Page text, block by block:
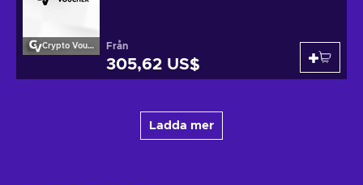
Crypto Voucher Från
305,62 US$
Ladda mer